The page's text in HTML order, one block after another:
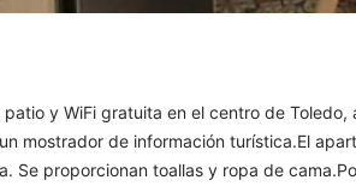
y WiFi gratuita en el centro de
mostrador de información turística.El
proporcionan toallas y ropa de